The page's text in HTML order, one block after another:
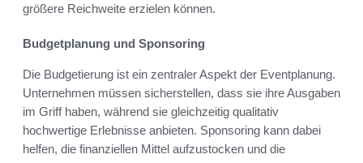
größere Reichweite erzielen können.
Budgetplanung und Sponsoring
Die Budgetierung ist ein zentraler Aspekt der Eventplanung.
Unternehmen müssen sicherstellen, dass sie ihre Ausgaben
im Griff haben, während sie gleichzeitig qualitativ
hochwertige Erlebnisse anbieten. Sponsoring kann dabei
helfen, die finanziellen Mittel aufzustocken und die